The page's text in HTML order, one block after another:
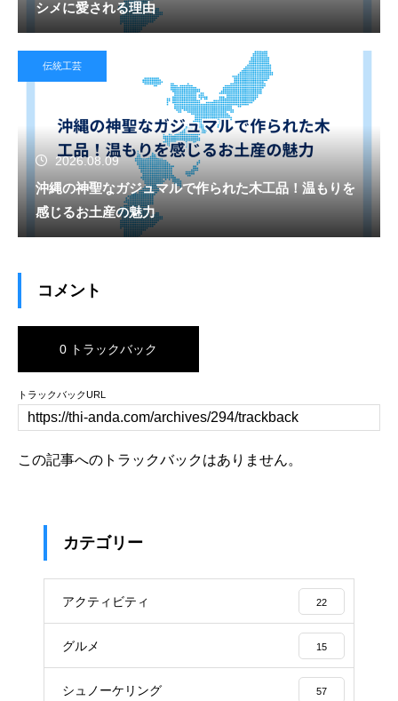
シメに愛される理由
伝統工芸
2026.08.09
沖縄の神聖なガジュマルで作られた木工品！温もりを
感じるお土産の魅力
コメント
0 トラックバック
トラックバックURL
この記事へのトラックバックはありません。
カテゴリー
アクティビティ 22
グルメ 15
シュノーケリング 57